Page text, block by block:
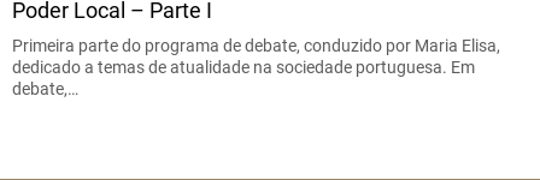
Poder Local – Parte I
Primeira parte do programa de debate, conduzido por Maria Elisa,
dedicado a temas de atualidade na sociedade portuguesa. Em
debate,…